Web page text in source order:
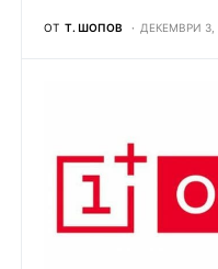
ОТ Т. ШОПОВ ДЕКЕМВРИ 3,